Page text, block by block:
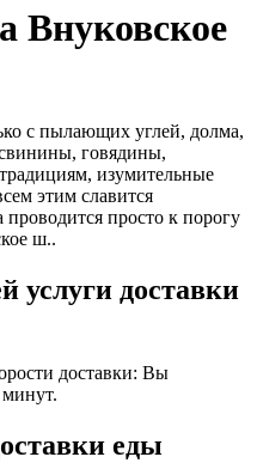
Внуковское
с пылающих углей, долма,
говядины,
изумительные
этим славится
проводится просто к порогу
ш..
услуги доставки
доставки: Вы
минут.
еды